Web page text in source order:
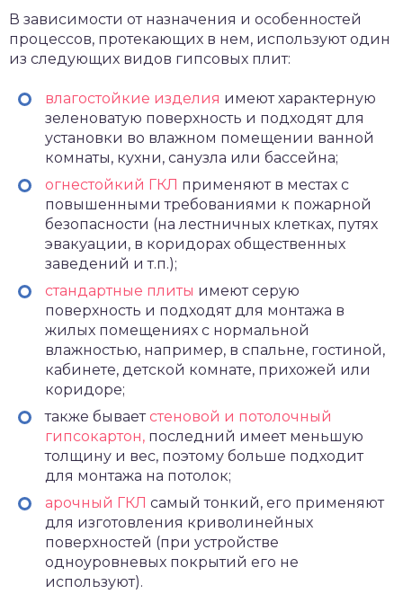
В зависимости от назначения и особенностей
процессов, протекающих в нем, используют один
из следующих видов гипсовых плит:
влагостойкие изделия имеют характерную
зеленоватую поверхность и подходят для
установки во влажном помещении ванной
комнаты, кухни, санузла или бассейна;
огнестойкий ГКЛ применяют в местах с
повышенными требованиями к пожарной
безопасности (на лестничных клетках, путях
эвакуации, в коридорах общественных
заведений и т.п.);
стандартные плиты имеют серую
поверхность и подходят для монтажа в
жилых помещениях с нормальной
влажностью, например, в спальне, гостиной,
кабинете, детской комнате, прихожей или
коридоре;
также бываетстеновой и потолочный
гипсокартон, последний имеет меньшую
толщину и вес, поэтому больше подходит
для монтажа на потолок;
арочный ГКЛ самый тонкий, его применяют
для изготовления криволинейных
поверхностей (при устройстве
одноуровневых покрытий его не
используют).